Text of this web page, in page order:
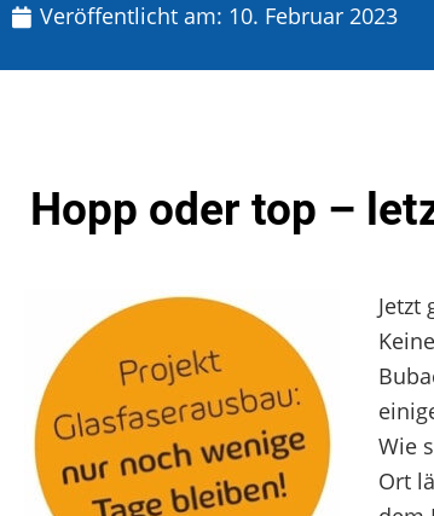
Veröffentlicht am: 10. Februar 2023
Hopp oder top –
Jetzt
Wie
Ort